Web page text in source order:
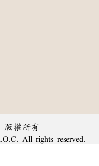
版權所有
All rights reserved.